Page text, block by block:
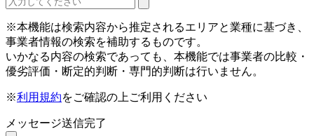
※本機能は検索内容から推定されるエリアと業種に基づき、
事業者情報の検索を補助するものです。
いかなる内容の検索であっても、本機能では事業者の比較・
優劣評価・断定的判断・専門的判断は行いません。
※利用規約をご確認の上ご利用ください
メッセージ送信完了